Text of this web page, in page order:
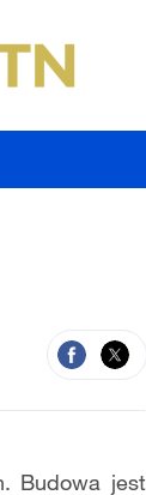
Budowa jest